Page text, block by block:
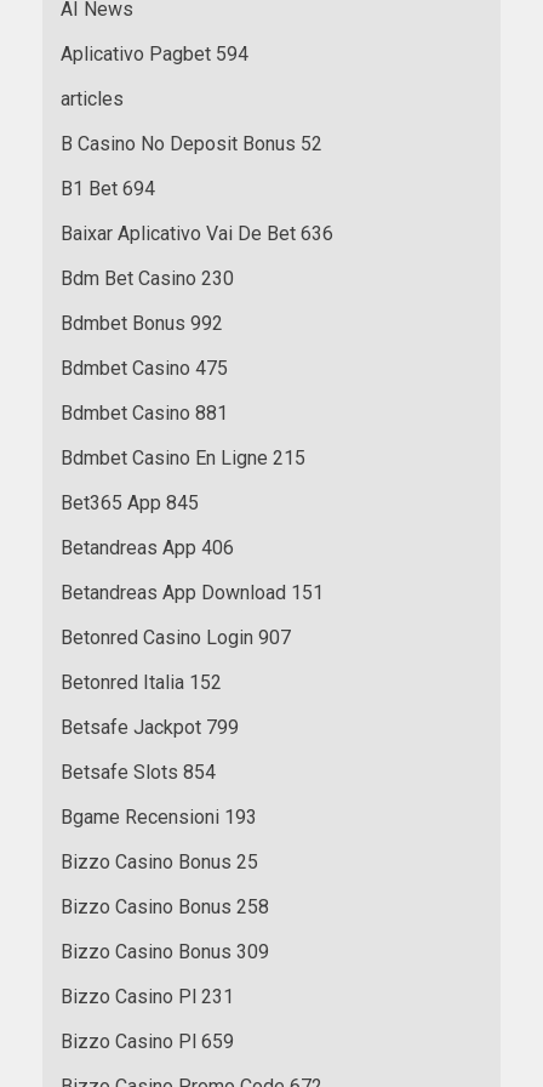
AI News
Aplicativo Pagbet 594
articles
B Casino No Deposit Bonus 52
B1 Bet 694
Baixar Aplicativo Vai De Bet 636
Bdm Bet Casino 230
Bdmbet Bonus 992
Bdmbet Casino 475
Bdmbet Casino 881
Bdmbet Casino En Ligne 215
Bet365 App 845
Betandreas App 406
Betandreas App Download 151
Betonred Casino Login 907
Betonred Italia 152
Betsafe Jackpot 799
Betsafe Slots 854
Bgame Recensioni 193
Bizzo Casino Bonus 25
Bizzo Casino Bonus 258
Bizzo Casino Bonus 309
Bizzo Casino Pl 231
Bizzo Casino Pl 659